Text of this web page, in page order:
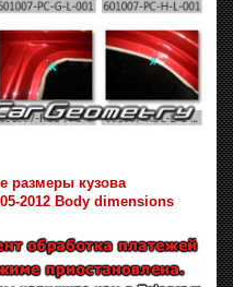
размеры кузова
2012 Body dimensions